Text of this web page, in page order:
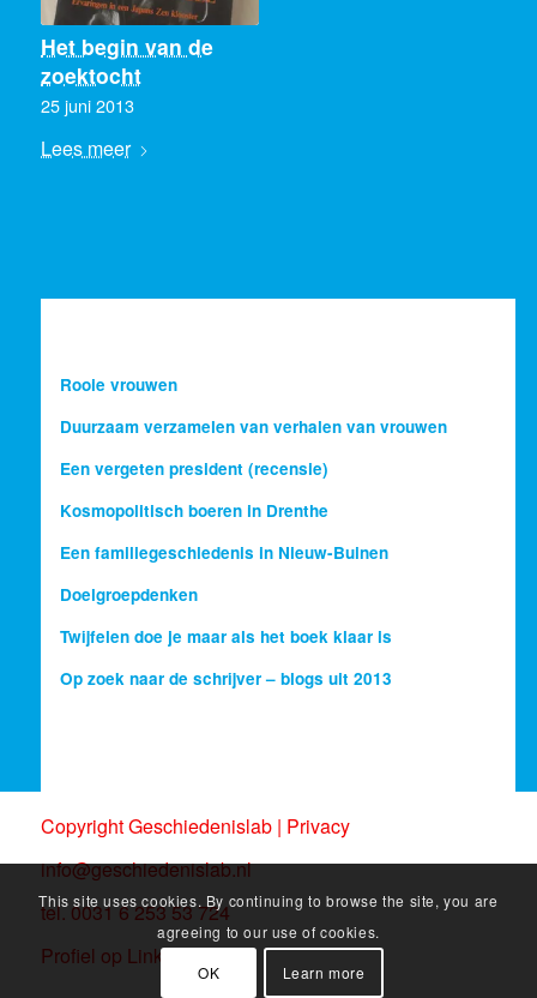
Het begin van de
zoektocht
25 juni 2013
Lees meer
Rooie vrouwen
Duurzaam verzamelen van verhalen van vrouwen
Een vergeten president (recensie)
Kosmopolitisch boeren in Drenthe
Een familiegeschiedenis in Nieuw-Buinen
Doelgroepdenken
Twijfelen doe je maar als het boek klaar is
Op zoek naar de schrijver – blogs uit 2013
Copyright Geschiedenislab | Privacy
info@geschiedenislab.nl
tel. 0031 6 253 53 724
Profiel op Linkedin
This site uses cookies. By continuing to browse the site, you are
agreeing to our use of cookies.
OK Learn more